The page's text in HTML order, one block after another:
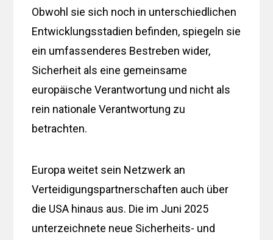
Obwohl sie sich noch in unterschiedlichen
Entwicklungsstadien befinden, spiegeln sie
ein umfassenderes Bestreben wider,
Sicherheit als eine gemeinsame
europäische Verantwortung und nicht als
rein nationale Verantwortung zu
betrachten.
Europa weitet sein Netzwerk an
Verteidigungspartnerschaften auch über
die USA hinaus aus. Die im Juni 2025
unterzeichnete neue Sicherheits- und